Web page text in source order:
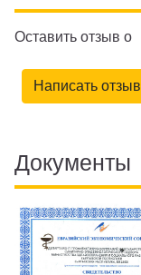
Оставить отзыв о
Написать отзыв
Документы